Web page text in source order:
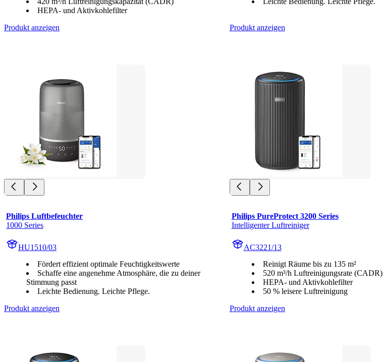
HEPA- und Aktivkohlefilter
Produkt anzeigen
Produkt anzeigen
Philips Luftbefeuchter
1000 Series
HU1510/03
Fördert effizient optimale Feuchtigkeitswerte
Schaffe eine angenehme Atmosphäre, die zu deiner
Stimmung passt
Leichte Bedienung. Leichte Pflege.
Produkt anzeigen
Philips PureProtect 3200 Series
Intelligenter Luftreiniger
AC3221/13
Reinigt Räume bis zu 135 m²
520 m³/h Luftreinigungsrate (CADR)
HEPA- und Aktivkohlefilter
50 % leisere Luftreinigung
Produkt anzeigen